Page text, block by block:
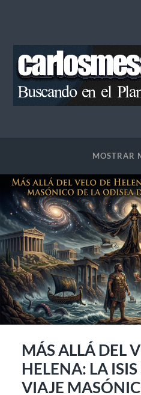
MOSTRAR
MÁS ALLÁ DEL
HELENA: LA
VIAJE